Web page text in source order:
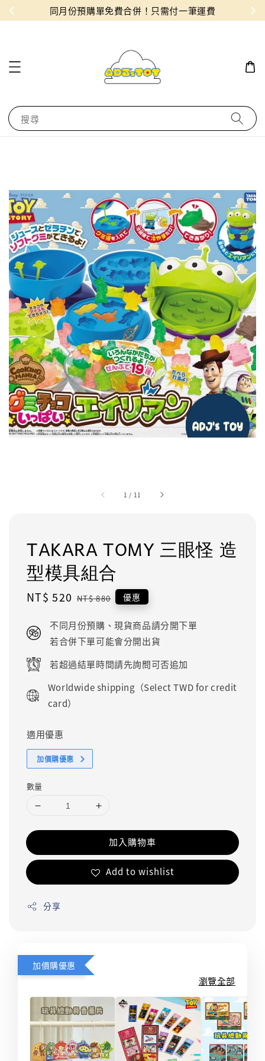
！ 同月份預購單免費合併！只需付一筆運費
搜尋
1 / 11
TAKARA TOMY 三眼怪 造
型模具組合
Sale
NT$ 520 Regular
NT$ 880 優惠
不同月份預購、現貨商品請分開下單
若合併下單可能會分開出貨
若超過結單時間請先詢問可否追加
Worldwide shipping（Select TWD for credit
card）
適用優惠
加價購優惠
數量
加入購物車
Add to wishlist
分享
加價購優惠
瀏覽全部